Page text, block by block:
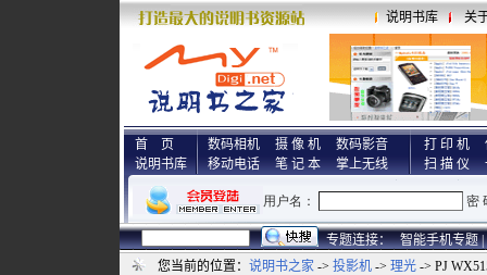
说明书库 关
首 页
说明书库
数码相机 摄 像 机
数码影音
移动电话
笔 记 本 掌上无线
打 印 机
扫 描 仪
专题连接： 智能手机专题 |
您当前的位置： 说明书之家 -> 投影机 -> 理光 -> PJ